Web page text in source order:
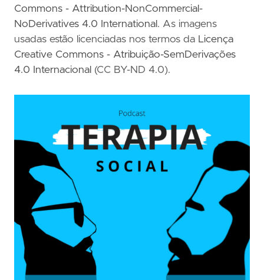
Commons - Attribution-NonCommercial-
NoDerivatives 4.0 International . As imagens
usadas estão licenciadas nos termos da Licença
Creative Commons - Atribuição-SemDerivações
4.0 Internacional (CC BY-ND 4.0).